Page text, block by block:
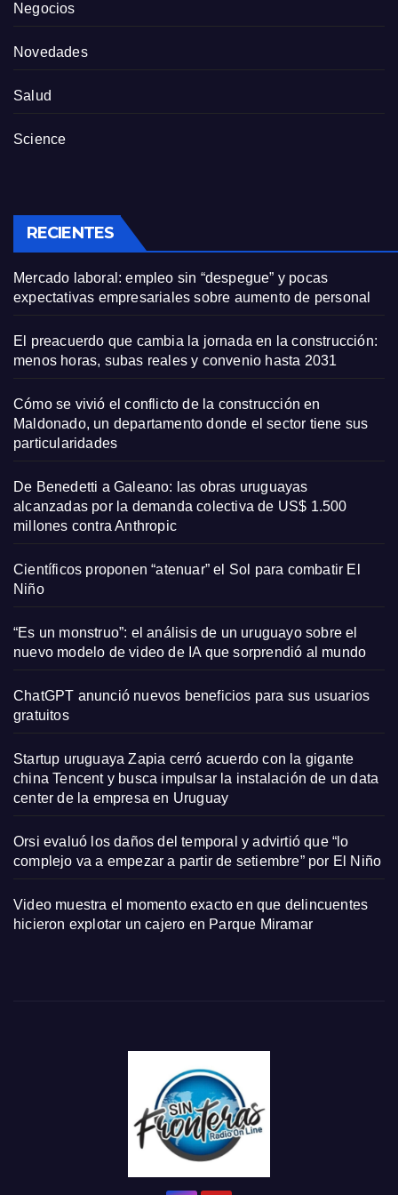
Negocios
Novedades
Salud
Science
RECIENTES
Mercado laboral: empleo sin “despegue” y pocas
expectativas empresariales sobre aumento de personal
El preacuerdo que cambia la jornada en la construcción:
menos horas, subas reales y convenio hasta 2031
Cómo se vivió el conflicto de la construcción en
Maldonado, un departamento donde el sector tiene sus
particularidades
De Benedetti a Galeano: las obras uruguayas
alcanzadas por la demanda colectiva de US$ 1.500
millones contra Anthropic
Científicos proponen “atenuar” el Sol para combatir El
Niño
“Es un monstruo”: el análisis de un uruguayo sobre el
nuevo modelo de video de IA que sorprendió al mundo
ChatGPT anunció nuevos beneficios para sus usuarios
gratuitos
Startup uruguaya Zapia cerró acuerdo con la gigante
china Tencent y busca impulsar la instalación de un data
center de la empresa en Uruguay
Orsi evaluó los daños del temporal y advirtió que “lo
complejo va a empezar a partir de setiembre” por El Niño
Video muestra el momento exacto en que delincuentes
hicieron explotar un cajero en Parque Miramar